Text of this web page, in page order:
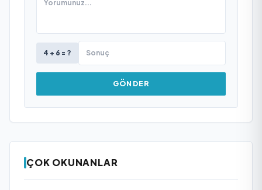
4 + 6 = ?
GÖNDER
ÇOK OKUNANLAR